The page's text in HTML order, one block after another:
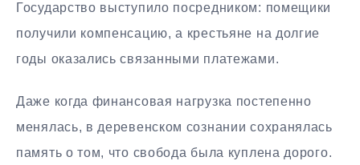
Государство выступило посредником: помещики
получили компенсацию, а крестьяне на долгие
годы оказались связанными платежами.
Даже когда финансовая нагрузка постепенно
менялась, в деревенском сознании сохранялась
память о том, что свобода была куплена дорого.